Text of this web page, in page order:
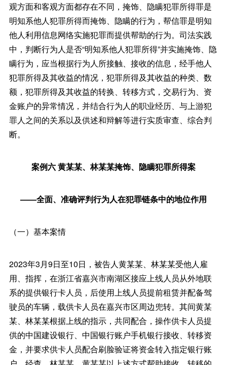
观方面和客观方面都存在不同，掩饰、隐瞒犯罪所得罪是
明知系他人犯罪所得而掩饰、隐瞒的行为，帮信罪是明知
他人利用信息网络实施犯罪而提供帮助的行为。司法实践
中，判断行为人是否“明知系他人犯罪所得”并实施掩饰、隐
瞒行为，应当根据行为人所接触、接收的信息，经手他人
犯罪所得及其收益的情况，犯罪所得及其收益的种类、数
额，犯罪所得及其收益的转换、转移方式，交易行为、资
金账户的异常情况，并结合行为人的职业经历、与上游犯
罪人之间的关系以及供述和辩解等进行实质审查、综合判
断。
案例六 黄某某、林某某掩饰、隐瞒犯罪所得案
——全面、准确评判行为人在犯罪链条中的地位作用
（一）基本案情
2023年3月9日至10日，被告人黄某某、林某某受他人雇
用、指挥，在浙江省嘉兴市南湖区接应上线人员从外地联
系的提供银行卡人员，后使用上线人员提前租赁并配备驾
驶员的车辆，载供卡人员在嘉兴市区周边兜转。其间黄某
某、林某某根据上线的指示，共同配合，操作供卡人员提
供的中国建设银行、中国银行账户手机银行接收、转移资
金，并要求供卡人员配合刷脸验证将资金转入指定银行账